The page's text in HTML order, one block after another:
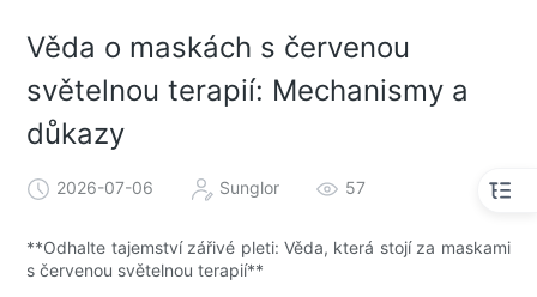
Věda o maskách s červenou
světelnou terapií: Mechanismy a
důkazy
2026-07-06 Sunglor 57
**Odhalte tajemství zářivé pleti: Věda, která stojí za maskami
s červenou světelnou terapií**